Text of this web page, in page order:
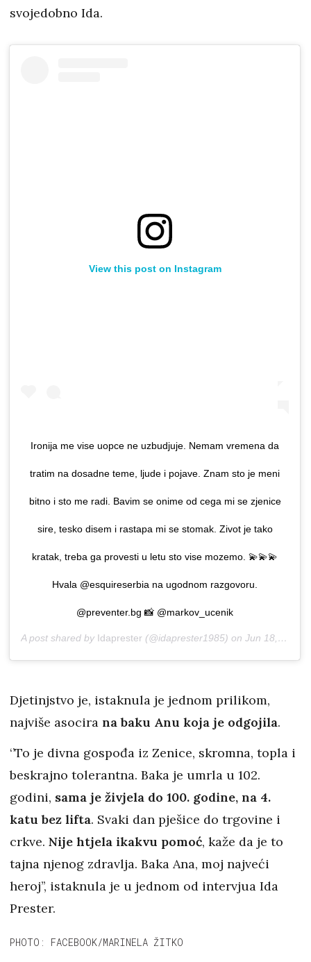
svojedobno Ida.
View this post on Instagram
Ironija me vise uopce ne uzbudjuje. Nemam vremena da
tratim na dosadne teme, ljude i pojave. Znam sto je meni
bitno i sto me radi. Bavim se onime od cega mi se zjenice
sire, tesko disem i rastapa mi se stomak. Zivot je tako
kratak, treba ga provesti u letu sto vise mozemo. 💫💫💫
Hvala @esquireserbia na ugodnom razgovoru.
@preventer.bg 📸 @markov_ucenik
A post shared by Idaprester (@idaprester1985) on Jun 18, 2020 at 9:15am PDT
Djetinjstvo je, istaknula je jednom prilikom,
najviše asocira na baku Anu koja je odgojila.
‘’To je divna gospođa iz Zenice, skromna, topla i
beskrajno tolerantna. Baka je umrla u 102.
godini, sama je živjela do 100. godine, na 4.
katu bez lifta. Svaki dan pješice do trgovine i
crkve. Nije htjela ikakvu pomoć, kaže da je to
tajna njenog zdravlja. Baka Ana, moj najveći
heroj’’, istaknula je u jednom od intervjua Ida
Prester.
PHOTO: FACEBOOK/MARINELA ŽITKO